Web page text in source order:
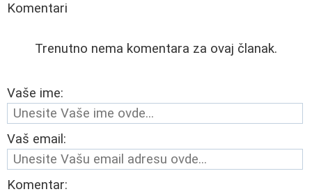
Komentari
Trenutno nema komentara za ovaj članak.
Vaše ime:
Vaš email:
Komentar: